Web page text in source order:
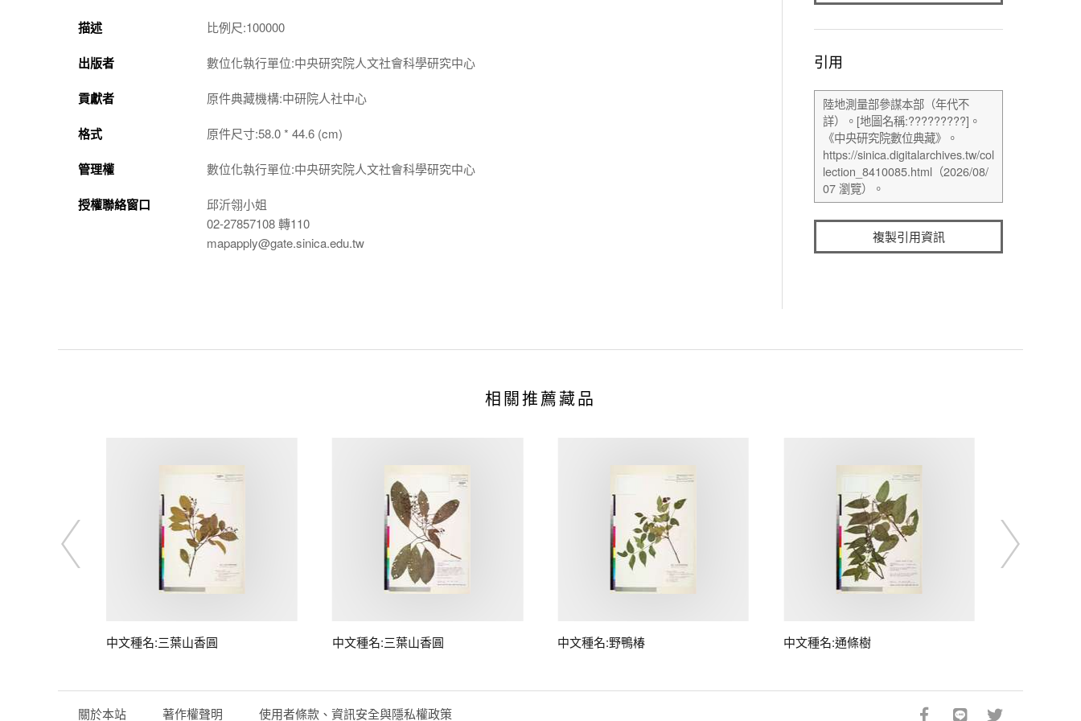
描述
比例尺:100000
出版者 數位化執行單位:中央研究院人文社會科學研究中心
貢獻者 原件典藏機構:中研院人社中心
格式 原件尺寸:58.0 * 44.6 (cm)
管理權 數位化執行單位:中央研究院人文社會科學研究中心
授權聯絡窗口
邱沂翎小姐
02-27857108 轉110
mapapply@gate.sinica.edu.tw
引用
複製引用資訊
相關推薦藏品
中文種名:三葉山香圓 中文種名:三葉山香圓 中文種名:野鴨椿 中文種名:通條樹
關於本站 著作權聲明 使用者條款、資訊安全與隱私權政策